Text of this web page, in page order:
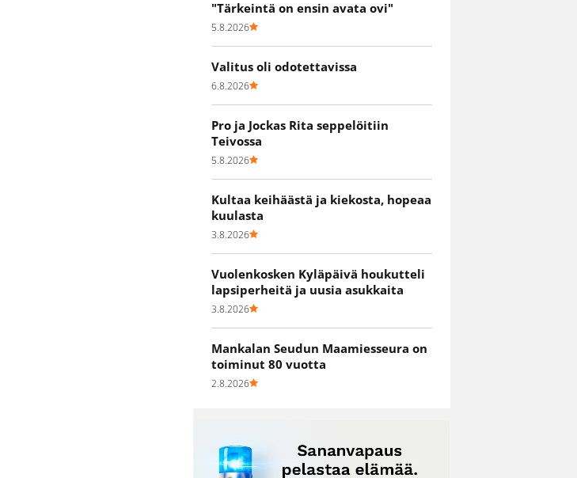
"Tärkeintä on ensin avata ovi"
5.8.2026
Valitus oli odotettavissa
6.8.2026
Pro ja Jockas Rita seppelöitiin
Teivossa
5.8.2026
Kultaa keihäästä ja kiekosta, hopeaa
kuulasta
3.8.2026
Vuolenkosken Kyläpäivä houkutteli
lapsiperheitä ja uusia asukkaita
3.8.2026
Mankalan Seudun Maamiesseura on
toiminut 80 vuotta
2.8.2026